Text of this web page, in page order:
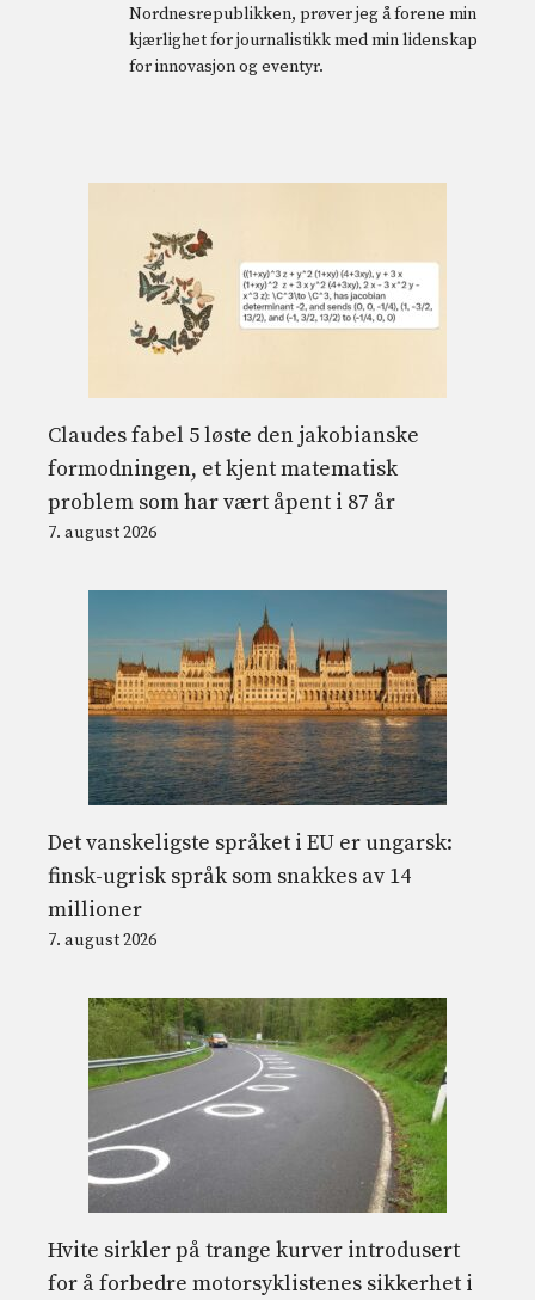
Nordnesrepublikken, prøver jeg å forene min
kjærlighet for journalistikk med min lidenskap
for innovasjon og eventyr.
Claudes fabel 5 løste den jakobianske
formodningen, et kjent matematisk
problem som har vært åpent i 87 år
7. august 2026
Det vanskeligste språket i EU er ungarsk:
finsk-ugrisk språk som snakkes av 14
millioner
7. august 2026
Hvite sirkler på trange kurver introdusert
for å forbedre motorsyklistenes sikkerhet i